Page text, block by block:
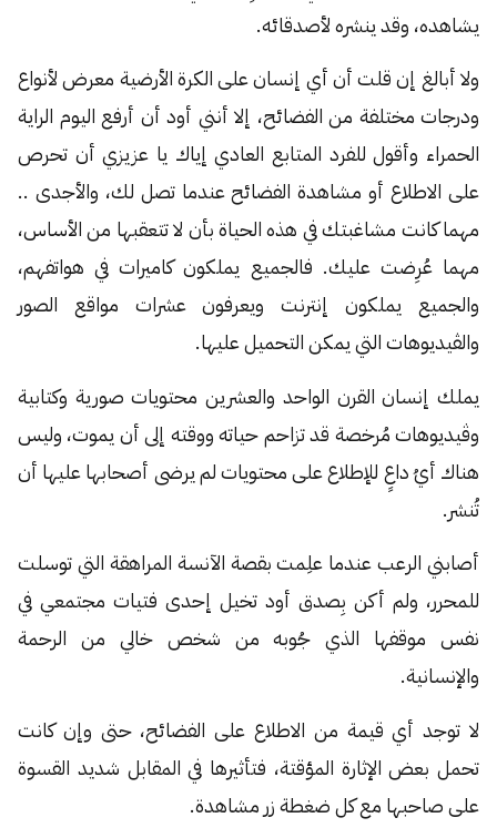
يشاهده، وقد ينشره لأصدقائه.
ولا أبالغ إن قلت أن أي إنسان على الكرة الأرضية معرض لأنواع
ودرجات مختلفة من الفضائح، إلا أنني أود أن أرفع اليوم الراية
الحمراء وأقول للفرد المتابع العادي إياك يا عزيزي أن تحرص
على الاطلاع أو مشاهدة الفضائح عندما تصل لك، والأجدى ..
مهما كانت مشاغبتك في هذه الحياة بأن لا تتعقبها من الأساس،
مهما عُرِضت عليك. فالجميع يملكون كاميرات في هواتفهم،
والجميع يملكون إنترنت ويعرفون عشرات مواقع الصور
والڤيديوهات التي يمكن التحميل عليها.
يملك إنسان القرن الواحد والعشرين محتويات صورية وكتابية
وڤيديوهات مُرخصة قد تزاحم حياته ووقته إلى أن يموت، وليس
هناك أيُ داعٍ للإطلاع على محتويات لم يرضى أصحابها عليها أن
تُنشر.
أصابني الرعب عندما علِمت بقصة الآنسة المراهقة التي توسلت
للمحرر، ولم أكن بِصدق أود تخيل إحدى فتيات مجتمعي في
نفس موقفها الذي جُوبه من شخص خالي من الرحمة
والإنسانية.
لا توجد أي قيمة من الاطلاع على الفضائح، حتى وإن كانت
تحمل بعض الإثارة المؤقتة، فتأثيرها في المقابل شديد القسوة
على صاحبها مع كل ضغطة زر مشاهدة.